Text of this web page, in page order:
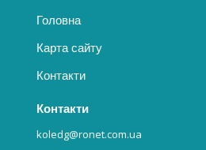
Головна
Карта сайту
Контакти
Контакти
koledg@ronet.com.ua